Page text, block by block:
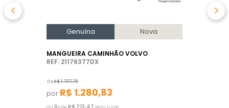
Genuína Nova
MANGUEIRA CAMINHÃO VOLVO
REF: 21176377DX
deR$1.707,78
por R$ 1.280,83